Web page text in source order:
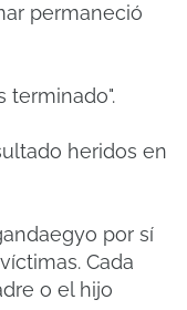
permaneció
terminado".
heridos en
por sí
Cada
o el hijo